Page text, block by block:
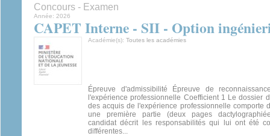
Concours - Examen
Année: 2026
CAPET Interne - SII - Option
Académie(s): Toutes les académies
Épreuve d'admissibilité Épreuve de
l'expérience professionnelle Coefficient 1 Le dossier
des acquis de l'expérience professionnelle comporte
une première partie (deux pages
candidat décrit les responsabilités qui lui ont été
différentes...